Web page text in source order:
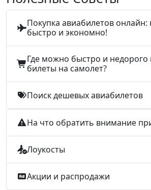
Покупка авиабилетов онлайн:
быстро и экономно!
Где можно быстро и недорого
билеты на самолет?
Поиск дешевых авиабилетов
На что обратить внимание
Лоукосты
Акции и распродажи